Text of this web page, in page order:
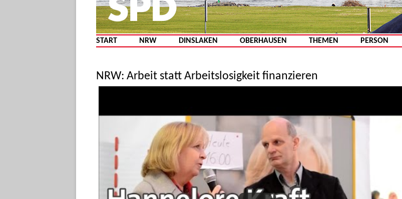
Zum Inhalt springen
START NRW DINSLAKEN OBERHAUSEN THEMEN PERSON
NRW: Arbeit statt Arbeitslosigkeit finanzieren